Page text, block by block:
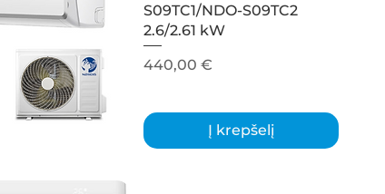
S09TC1/NDO-S09TC2
2.6/2.61 kW
Kaina
440,00 €
Į krepšelį